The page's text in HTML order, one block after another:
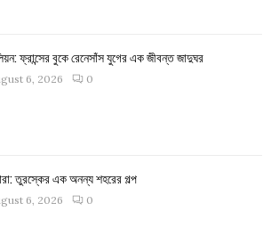
ফ্রান্সের বুকে রেনেসাঁস যুগের এক জীবন্ত জাদুঘর
6, 2026 0
তুরস্কের এক অনন্য শহরের গল্প
6, 2026 0